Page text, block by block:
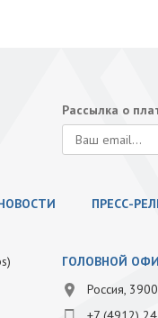
Рассылка о
ПРЕСС-
ГОЛОВНОЙ
Россия,